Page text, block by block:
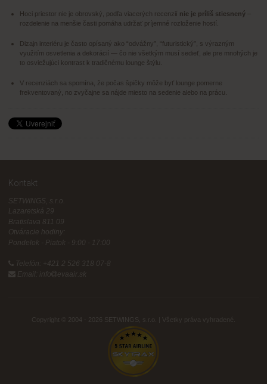
Hoci priestor nie je obrovský, podľa viacerých recenzií nie je príliš stiesnený–
rozdelenie na menšie časti pomáha udržať príjemné rozloženie hostí.
Dizajn interiéru je často opísaný ako “odvážny”, “futuristický”, s výrazným
využitím osvetlenia a dekorácií — čo nie všetkým musí sedieť, ale pre mnohých je
to osviežujúci kontrast k tradičnému lounge štýlu.
V recenziách sa spomína, že počas špičky môže byť lounge pomerne
frekventovaný, no zvyčajne sa nájde miesto na sedenie alebo na prácu.
Kontakt
SETWINGS, s.r.o.
Lazaretská 29
Bratislava 811 09
Otváracie hodiny:
Pondelok - Piatok - 9:00 - 17:00
Telefón: +421 2 526 318 07-8
Email: info
evaair.sk
Copyright © 2004 - 2026 SETWINGS, s.r.o. | Všetky práva vyhradené.